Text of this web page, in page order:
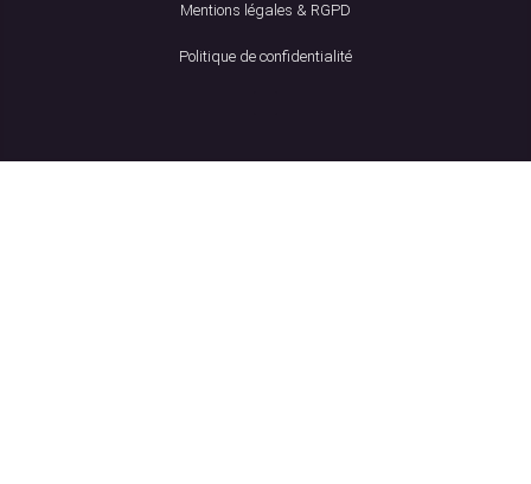
Mentions légales & RGPD
Politique de confidentialité